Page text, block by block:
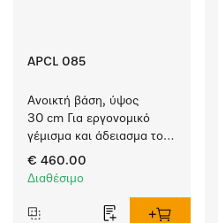
APCL 085
Ανοικτή βάση, ύψος
30 cm Για εργονομικό
γέμισμα και άδειασμα του
πλυντηρίου ρούχων και
του στεγνωτηρίου.
€ 460.00
Διαθέσιμο